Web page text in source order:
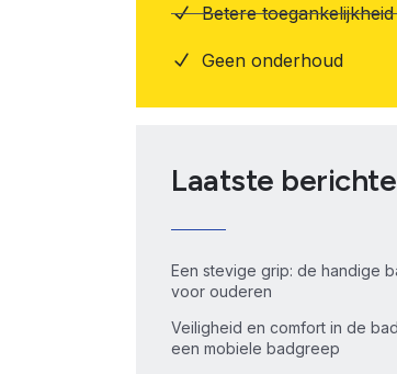
Betere toegankelijkheid
Geen onderhoud
Laatste
Een stevige grip: de handige
voor ouderen
Veiligheid en comfort in de
een mobiele badgreep